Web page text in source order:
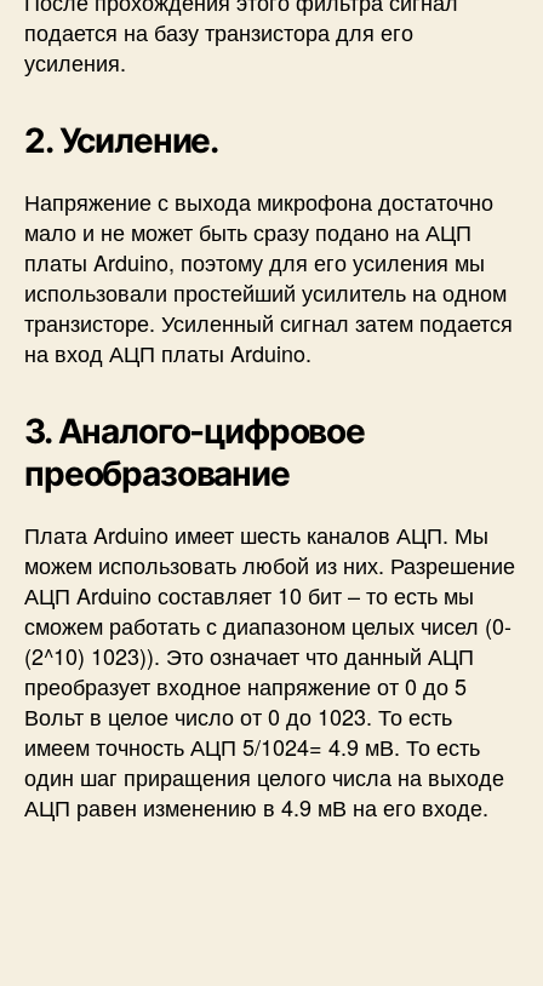
подается на базу транзистора для его
усиления.
2. Усиление.
Напряжение с выхода микрофона достаточно
мало и не может быть сразу подано на АЦП
платы Arduino, поэтому для его усиления мы
использовали простейший усилитель на одном
транзисторе. Усиленный сигнал затем подается
на вход АЦП платы Arduino.
3. Аналого-цифровое
преобразование
Плата Arduino имеет шесть каналов АЦП. Мы
можем использовать любой из них. Разрешение
АЦП Arduino составляет 10 бит – то есть мы
сможем работать с диапазоном целых чисел (0-
(2^10) 1023)). Это означает что данный АЦП
преобразует входное напряжение от 0 до 5
Вольт в целое число от 0 до 1023. То есть
имеем точность АЦП 5/1024= 4.9 мВ. То есть
один шаг приращения целого числа на выходе
АЦП равен изменению в 4.9 мВ на его входе.